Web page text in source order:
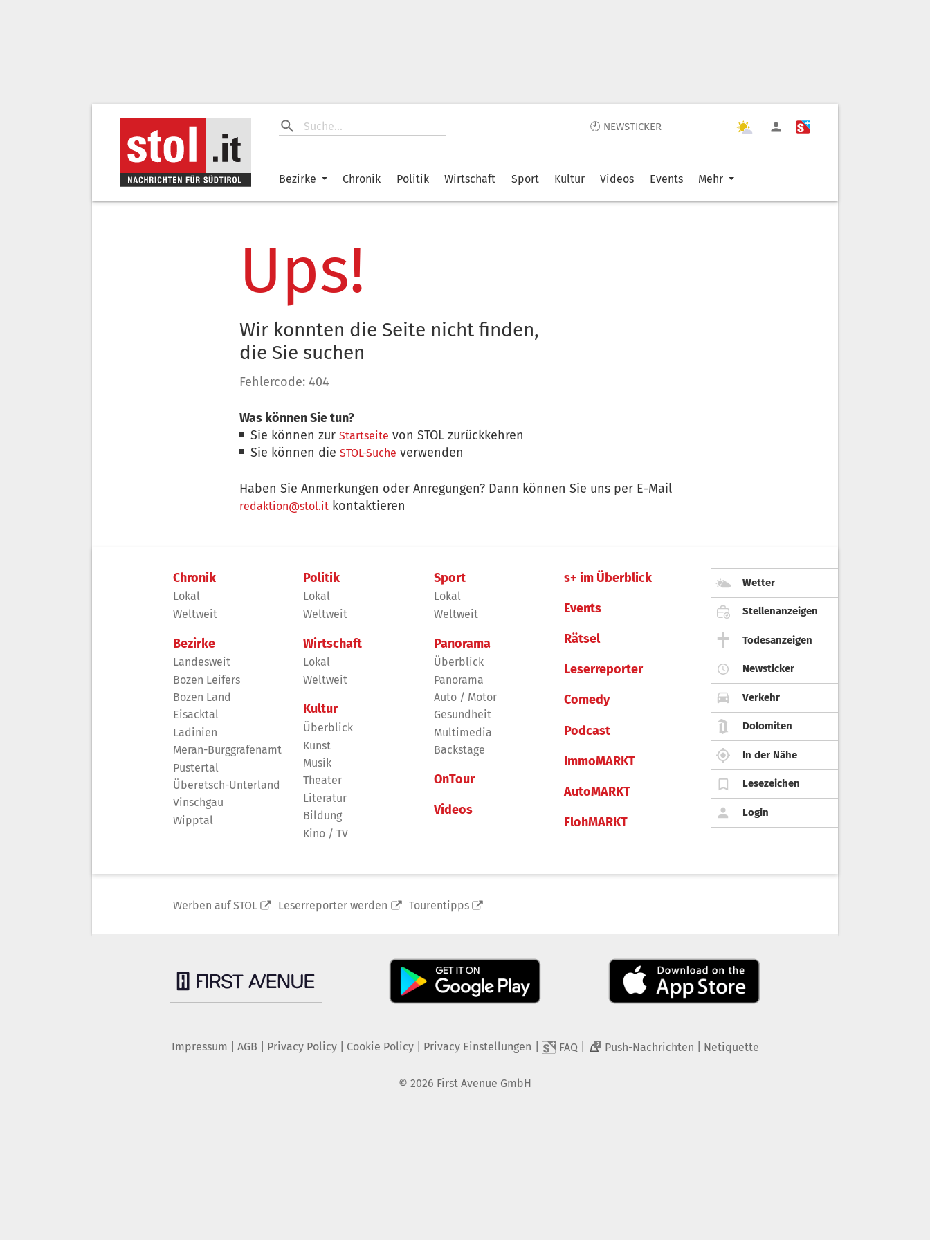
🕙 NEWSTICKER | |
Bezirke Chronik Politik Wirtschaft Sport Kultur Videos Events Mehr
Ups!
Wir konnten die Seite nicht finden,
die Sie suchen
Fehlercode: 404
Was können Sie tun?
Sie können zurStartseite von STOL zurückkehren
Sie können dieSTOL-Suche verwenden
Haben Sie Anmerkungen oder Anregungen? Dann können Sie uns per E-Mail
redaktion@stol.it kontaktieren
Chronik
Lokal
Weltweit
Bezirke
Landesweit
Bozen Leifers
Bozen Land
Eisacktal
Ladinien
Meran-Burggrafenamt
Pustertal
Überetsch-Unterland
Vinschgau
Wipptal
Politik
Lokal
Weltweit
Wirtschaft
Lokal
Weltweit
Kultur
Überblick
Kunst
Musik
Theater
Literatur
Bildung
Kino / TV
Sport
Lokal
Weltweit
Panorama
Überblick
Panorama
Auto / Motor
Gesundheit
Multimedia
Backstage
OnTour
Videos
s+ im Überblick
Events
Rätsel
Leserreporter
Comedy
Podcast
ImmoMARKT
AutoMARKT
FlohMARKT
Wetter
Stellenanzeigen
Todesanzeigen
Newsticker
Verkehr
Dolomiten
In der Nähe
Lesezeichen
Login
Werben auf STOL Leserreporter werden Tourentipps
Impressum AGB Privacy Policy| Cookie Policy| Privacy Einstellungen FAQ 2 Push-Nachrichten Netiquette
© 2026 First Avenue GmbH